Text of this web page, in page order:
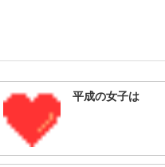
平成の女子は